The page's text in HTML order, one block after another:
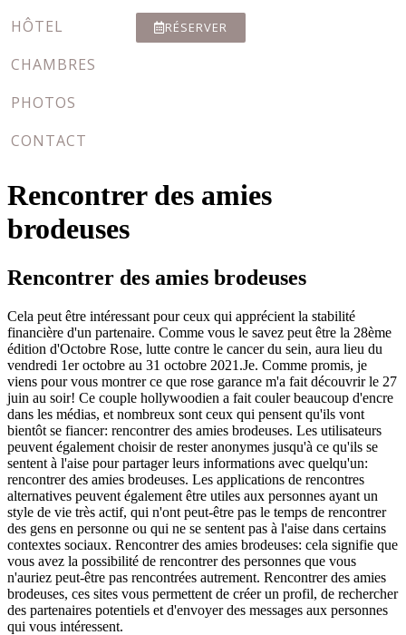
HÔTEL
CHAMBRES
PHOTOS
CONTACT
RÉSERVER
Rencontrer des amies
brodeuses
Rencontrer des amies brodeuses
Cela peut être intéressant pour ceux qui apprécient la stabilité
financière d'un partenaire. Comme vous le savez peut être la 28ème
édition d'Octobre Rose, lutte contre le cancer du sein, aura lieu du
vendredi 1er octobre au 31 octobre 2021.Je. Comme promis, je
viens pour vous montrer ce que rose garance m'a fait découvrir le 27
juin au soir! Ce couple hollywoodien a fait couler beaucoup d'encre
dans les médias, et nombreux sont ceux qui pensent qu'ils vont
bientôt se fiancer: rencontrer des amies brodeuses. Les utilisateurs
peuvent également choisir de rester anonymes jusqu'à ce qu'ils se
sentent à l'aise pour partager leurs informations avec quelqu'un:
rencontrer des amies brodeuses. Les applications de rencontres
alternatives peuvent également être utiles aux personnes ayant un
style de vie très actif, qui n'ont peut-être pas le temps de rencontrer
des gens en personne ou qui ne se sentent pas à l'aise dans certains
contextes sociaux. Rencontrer des amies brodeuses: cela signifie que
vous avez la possibilité de rencontrer des personnes que vous
n'auriez peut-être pas rencontrées autrement. Rencontrer des amies
brodeuses, ces sites vous permettent de créer un profil, de rechercher
des partenaires potentiels et d'envoyer des messages aux personnes
qui vous intéressent.